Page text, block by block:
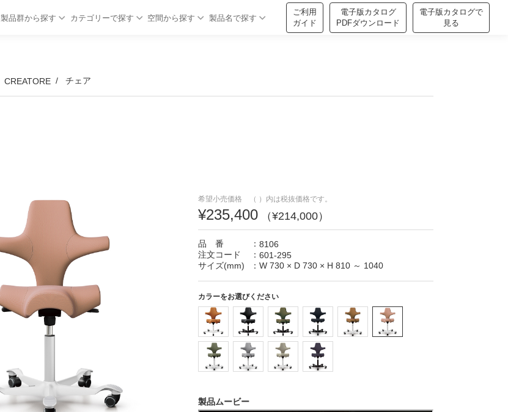
製品群から探す カテゴリーで探す 空間から探す 製品名で探す
ご利用
ガイド
電子版カタログ
PDFダウンロード
電子版カタログで
見る
CREATORE チェア
希望小売価格 （ ）内は税抜価格です。
¥235,400 （¥214,000）
品 番 ： 8106
注文コード
： 601-295
サイズ(mm)
： W 730 × D 730 × H 810 ～ 1040
カラーをお選びください
製品ムービー